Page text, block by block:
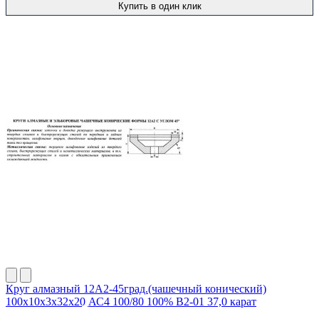
Купить в один клик
Круг алмазный 12А2-45град.(чашечный конический)
100х10х3х32х20 АС4 100/80 100% В2-01 37,0 карат